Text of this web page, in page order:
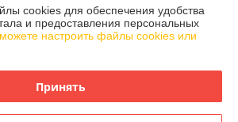
"Айлер Трейд"
6/2-23, комн. 2120 1ый этаж
ЕГР: 192611529
Главное управление юстиции Горисполкома
26.02.2016
cookies для обеспечения удобства
и предоставления персональных
настроить файлы cookies или
Принять